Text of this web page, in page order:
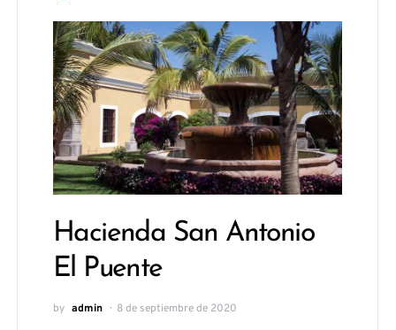
Hacienda San Antonio
El Puente
by admin 8 de septiembre de 2020